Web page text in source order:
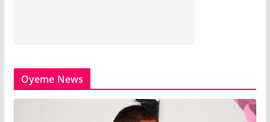
Oyeme News